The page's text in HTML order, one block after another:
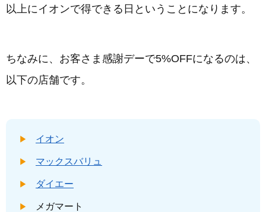
以上にイオンで得できる日ということになります。
ちなみに、お客さま感謝デーで5%OFFになるのは、
以下の店舗です。
イオン
マックスバリュ
ダイエー
メガマート